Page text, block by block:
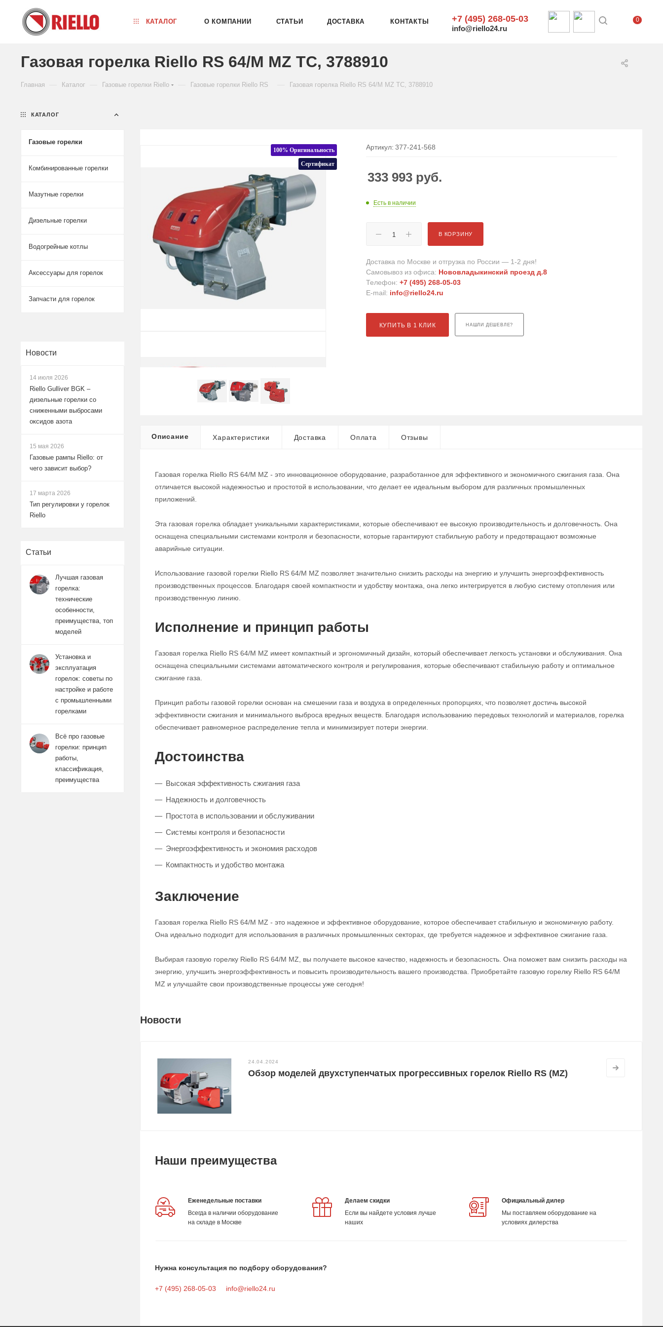
КАТАЛОГ О КОМПАНИИ СТАТЬИ ДОСТАВКА КОНТАКТЫ +7 (495) 268-05-03
info@riello24.ru
0
Газовая горелка Riello RS 64/M MZ TC, 3788910
Главная Каталог Газовые горелки Riello Газовые горелки Riello RS Газовая горелка Riello RS 64/M MZ TC, 3788910
100% Оригинальность
Сертификат
Артикул: 377-241-568
333 993 руб.
Есть в наличии
В КОРЗИНУ
Доставка по Москве и отгрузка по России — 1-2 дня!
Самовывоз из офиса: Нововладыкинский проезд д.8
Телефон:+7 (495) 268-05-03
E-mail: info@riello24.ru
КУПИТЬ В 1 КЛИК НАШЛИ ДЕШЕВЛЕ?
Описание Характеристики Доставка Оплата Отзывы
Газовая горелка Riello RS 64/M MZ - это инновационное оборудование, разработанное для эффективного и экономичного сжигания газа. Она
отличается высокой надежностью и простотой в использовании, что делает ее идеальным выбором для различных промышленных
приложений.
Эта газовая горелка обладает уникальными характеристиками, которые обеспечивают ее высокую производительность и долговечность. Она
оснащена специальными системами контроля и безопасности, которые гарантируют стабильную работу и предотвращают возможные
аварийные ситуации.
Использование газовой горелки Riello RS 64/M MZ позволяет значительно снизить расходы на энергию и улучшить энергоэффективность
производственных процессов. Благодаря своей компактности и удобству монтажа, она легко интегрируется в любую систему отопления или
производственную линию.
Исполнение и принцип работы
Газовая горелка Riello RS 64/M MZ имеет компактный и эргономичный дизайн, который обеспечивает легкость установки и обслуживания. Она
оснащена специальными системами автоматического контроля и регулирования, которые обеспечивают стабильную работу и оптимальное
сжигание газа.
Принцип работы газовой горелки основан на смешении газа и воздуха в определенных пропорциях, что позволяет достичь высокой
эффективности сжигания и минимального выброса вредных веществ. Благодаря использованию передовых технологий и материалов, горелка
обеспечивает равномерное распределение тепла и минимизирует потери энергии.
Достоинства
Высокая эффективность сжигания газа
Надежность и долговечность
Простота в использовании и обслуживании
Системы контроля и безопасности
Энергоэффективность и экономия расходов
Компактность и удобство монтажа
Заключение
Газовая горелка Riello RS 64/M MZ - это надежное и эффективное оборудование, которое обеспечивает стабильную и экономичную работу.
Она идеально подходит для использования в различных промышленных секторах, где требуется надежное и эффективное сжигание газа.
Выбирая газовую горелку Riello RS 64/M MZ, вы получаете высокое качество, надежность и безопасность. Она поможет вам снизить расходы на
энергию, улучшить энергоэффективность и повысить производительность вашего производства. Приобретайте газовую горелку Riello RS 64/M
MZ и улучшайте свои производственные процессы уже сегодня!
Новости
24.04.2024
Обзор моделей двухступенчатых прогрессивных горелок Riello RS (MZ)
Наши преимущества
Еженедельные поставки
Всегда в наличии оборудование
на складе в Москве
Делаем скидки
Если вы найдете условия лучше
наших
Официальный дилер
Мы поставляем оборудование на
условиях дилерства
Нужна консультация по подбору оборудования?
+7 (495) 268-05-03 info@riello24.ru
КАТАЛОГ
Газовые горелки
Комбинированные горелки
Мазутные горелки
Дизельные горелки
Водогрейные котлы
Аксессуары для горелок
Запчасти для горелок
Новости
14 июля 2026
Riello Gulliver BGK –
дизельные горелки со
сниженными выбросами
оксидов азота
15 мая 2026
Газовые рампы Riello: от
чего зависит выбор?
17 марта 2026
Тип регулировки у горелок
Riello
Статьи
Лучшая газовая
горелка:
технические
особенности,
преимущества, топ
моделей
Установка и
эксплуатация
горелок: советы по
настройке и работе
с промышленными
горелками
Всё про газовые
горелки: принцип
работы,
классификация,
преимущества